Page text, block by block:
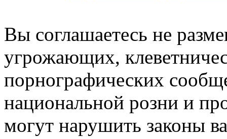
Вы соглашаетесь не
угрожающих,
порнографических
национальной розни и
могут нарушить законы